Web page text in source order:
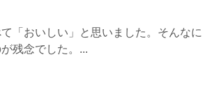
「おいしい」と思いました。そんなに
残念でした。...